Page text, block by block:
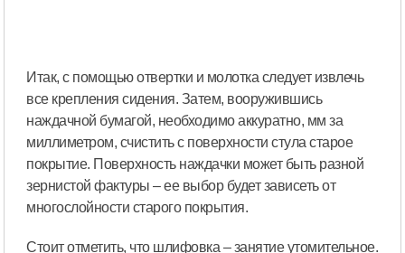
Итак, с помощью отвертки и молотка следует извлечь
все крепления сидения. Затем, вооружившись
наждачной бумагой, необходимо аккуратно, мм за
миллиметром, счистить с поверхности стула старое
покрытие. Поверхность наждачки может быть разной
зернистой фактуры – ее выбор будет зависеть от
многослойности старого покрытия.
Стоит отметить, что шлифовка – занятие утомительное.